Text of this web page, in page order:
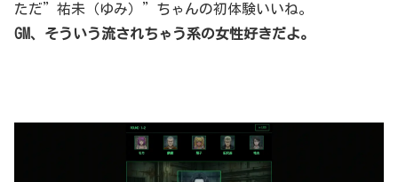
ただ”祐未（ゆみ）”ちゃんの初体験いいね。
GM、そういう流されちゃう系の女性好きだよ。